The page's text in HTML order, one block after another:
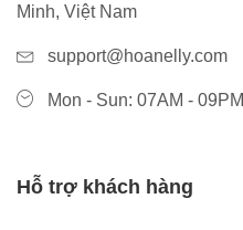
Minh, Việt Nam
support@hoanelly.com
Mon - Sun: 07AM - 09PM
Hỗ trợ khách hàng